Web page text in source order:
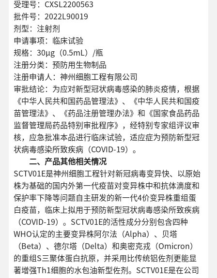
受理号：CXSL2200563
批件号：2022L90019
剂型：注射剂
申请事项：临床试验
规格：30μg（0.5mL）/瓶
注册分类：预防用生物制品
注册申请人：神州细胞工程有限公司
审批结论：为应对新型冠状病毒感染的肺炎疫情，根据
《中华人民共和国药品管理法》、《中华人民共和国疫
苗管理法》、《药品注册管理办法》和《国家食品药品
监督管理局药品特别审批程序》，经特别专家组评议审
核，应急批准本品进行临床试验，适应症为预防新型冠
状病毒感染所致疾病（COVID-19）。
二、产品其他相关情况
SCTV01E是神州细胞工程针对新冠病毒变异快、以原始
株为基础的国内外第一代疫苗对变异株中和抗体滴度和
保护率下降等问题自主研发的新一代4价变异株重组蛋
白疫苗，临床上拟用于预防新型冠状病毒感染所致疾病
（COVID-19）。SCTV01E的活性成分分别包含四种
WHO认定的主要变异株阿尔法（Alpha）、贝塔
（Beta）、德尔塔（Delta）和奥密克戎（Omicron）
的重组S三聚体蛋白抗原，并采用比传统铝佐剂更能显
著增强Th1细胞的水包油新型佐剂。SCTV01E是在公司